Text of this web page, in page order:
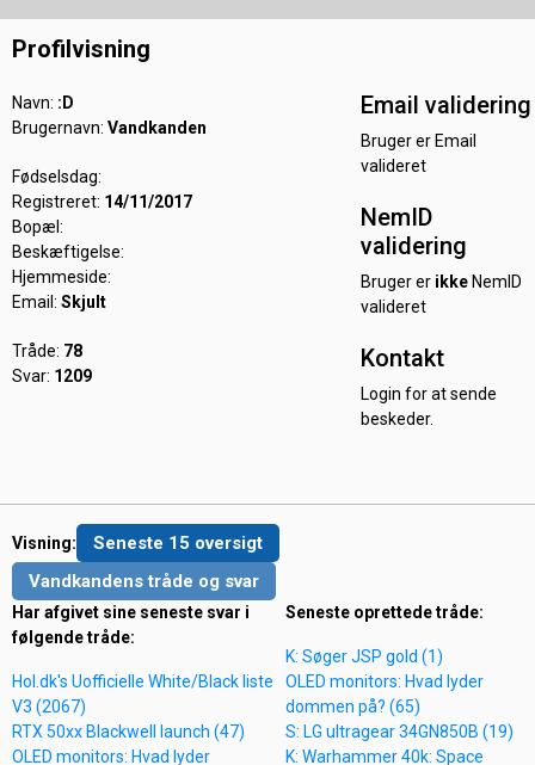
Profilvisning
Navn: :D
Brugernavn: Vandkanden
Fødselsdag:
Registreret: 14/11/2017
Bopæl:
Beskæftigelse:
Hjemmeside:
Email: Skjult
Tråde: 78
Svar: 1209
Email validering
Bruger er Email
valideret
NemID
validering
Bruger er ikkeNemID
valideret
Kontakt
Login for at sende
beskeder.
Visning:
Seneste 15 oversigt
Vandkandens tråde og svar
Har afgivet sine seneste svar i
følgende tråde:
Hol.dk's Uofficielle White/Black liste
V3 (2067)
RTX 50xx Blackwell launch (47)
OLED monitors: Hvad lyder
Seneste oprettede tråde:
K: Søger JSP gold (1)
OLED monitors: Hvad lyder
dommen på? (65)
S: LG ultragear 34GN850B (19)
K: Warhammer 40k: Space